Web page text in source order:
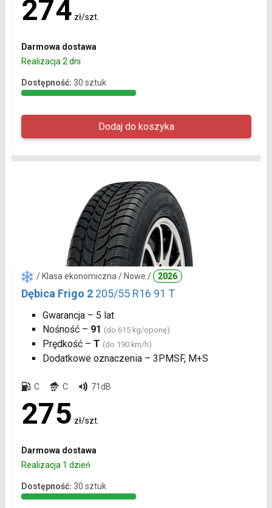
274 zł/szt.
Darmowa dostawa
Realizacja 2 dni
Dostępność: 30 sztuk
/ Klasa ekonomiczna / Nowe / 2026
Dębica Frigo 2 205/55 R16 91 T
Gwarancja – 5 lat
Nośność – 91 (do 615 kg/oponę)
Prędkość – T (do 190 km/h)
Dodatkowe oznaczenia – 3PMSF, M+S
C C 71dB
275 zł/szt.
Darmowa dostawa
Realizacja 1 dzień
Dostępność: 30 sztuk